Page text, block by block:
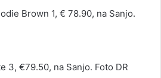
Brown 1, € 78.90, na Sanjo.
3, €79.50, na Sanjo. Foto DR